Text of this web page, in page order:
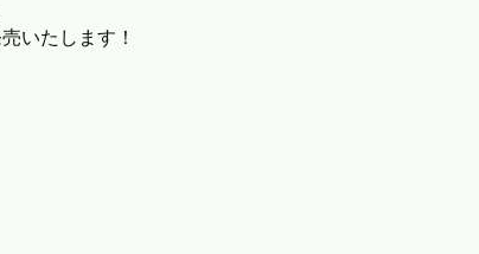
いたします！